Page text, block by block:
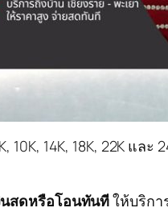
10K, 14K, 18K, 22K แ
นสดหรือโอนทันทีให้บริกา